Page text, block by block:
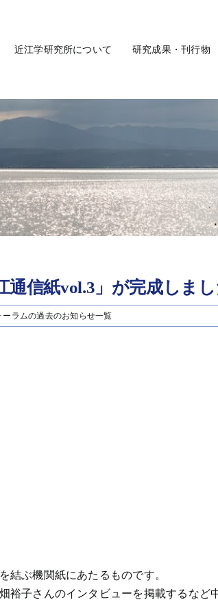
近江学研究所について 研究成果・刊行物
信紙vol.3」が完成しまし
ーラムの過去のお知らせ一覧
結ぶ機関紙にあたるものです。
裕子さんのインタビューを掲載するなど